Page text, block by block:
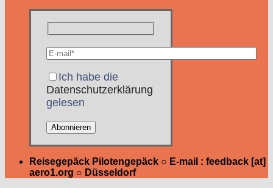
Ich habe die
Datenschutzerklärung
gelesen
Reisegepäck Pilotengepäck ○ E-mail : feedback [at]
aero1.org ○ Düsseldorf